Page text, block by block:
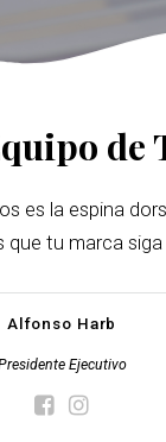
de
es la espina
tu marca siga
Alfonso Harb
Ejecutivo